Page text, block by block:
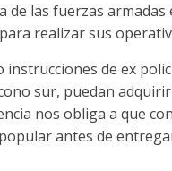
las fuerzas armadas
realizar sus
de ex
sur, puedan
nos obliga a que
antes de